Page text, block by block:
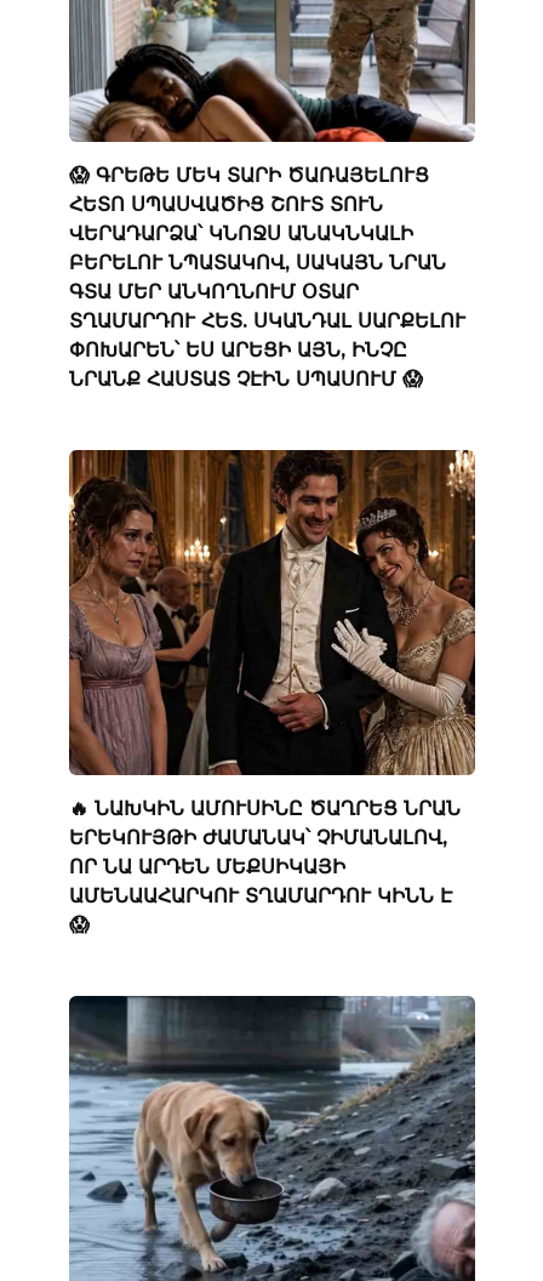
😱 ԳՐԵԹԵ ՄԵԿ ՏԱՐԻ ԾԱՌԱՅԵԼՈՒՑ
ՀԵՏՈ ՍՊԱՍՎԱԾԻՑ ՇՈՒՏ ՏՈՒՆ
ՎԵՐԱԴԱՐՁԱ՝ ԿՆՈՋՍ ԱՆԱԿՆԿԱԼԻ
ԲԵՐԵԼՈՒ ՆՊԱՏԱԿՈՎ, ՍԱԿԱՅՆ ՆՐԱՆ
ԳՏԱ ՄԵՐ ԱՆԿՈՂՆՈՒՄ ՕՏԱՐ
ՏՂԱՄԱՐԴՈՒ ՀԵՏ. ՍԿԱՆԴԱԼ ՍԱՐՔԵԼՈՒ
ՓՈԽԱՐԵՆ՝ ԵՍ ԱՐԵՑԻ ԱՅՆ, ԻՆՉԸ
ՆՐԱՆՔ ՀԱՍՏԱՏ ՉԷԻՆ ՍՊԱՍՈՒՄ 😱
🔥 ՆԱԽԿԻՆ ԱՄՈՒՍԻՆԸ ԾԱՂՐԵՑ ՆՐԱՆ
ԵՐԵԿՈՒՅԹԻ ԺԱՄԱՆԱԿ՝ ՉԻՄԱՆԱԼՈՎ,
ՈՐ ՆԱ ԱՐԴԵՆ ՄԵՔՍԻԿԱՅԻ
ԱՄԵՆԱԱՀԱՐԿՈՒ ՏՂԱՄԱՐԴՈՒ ԿԻՆՆ Է
😱